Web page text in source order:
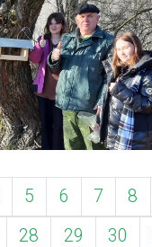
5 6 7 8
28 29 30